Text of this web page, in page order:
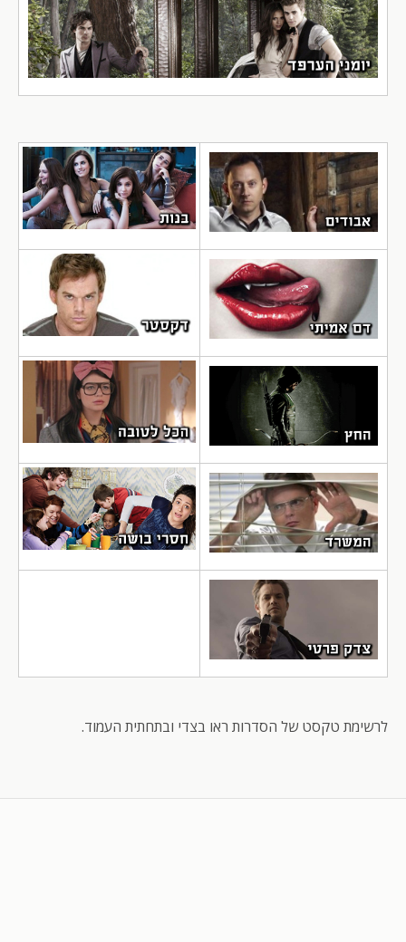
לרשימת טקסט של הסדרות ראו בצדי ובתחתית העמוד.